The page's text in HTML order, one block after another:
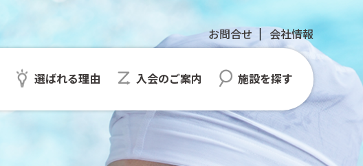
選ばれる理由 入会のご案内 施設を探す
お問合せ 会社情報